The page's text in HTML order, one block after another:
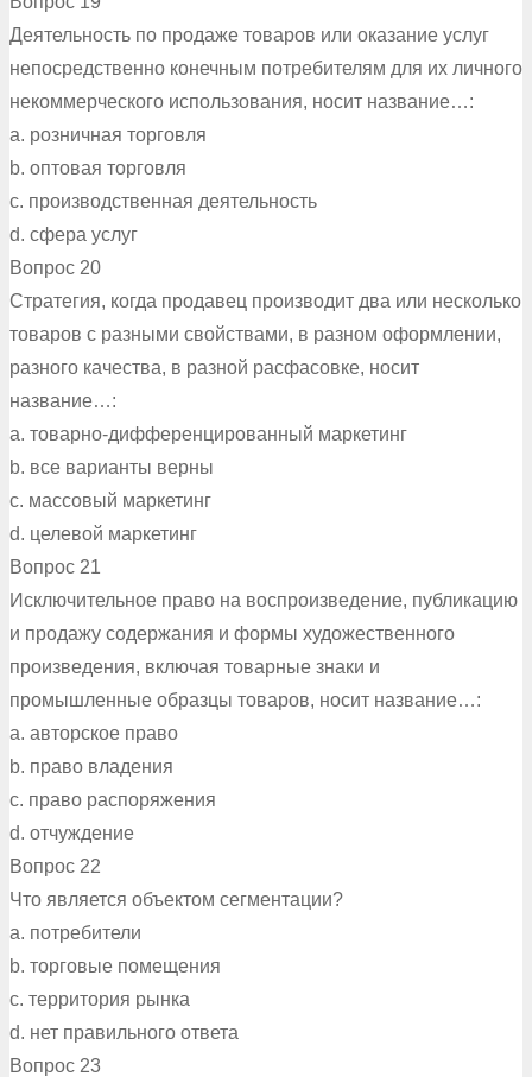
Деятельность по продаже товаров или оказание услуг
непосредственно конечным потребителям для их личного
некоммерческого использования, носит название…:
a. розничная торговля
b. оптовая торговля
c. производственная деятельность
d. сфера услуг
Вопрос 20
Стратегия, когда продавец производит два или несколько
товаров с разными свойствами, в разном оформлении,
разного качества, в разной расфасовке, носит
название…:
a. товарно-дифференцированный маркетинг
b. все варианты верны
c. массовый маркетинг
d. целевой маркетинг
Вопрос 21
Исключительное право на воспроизведение, публикацию
и продажу содержания и формы художественного
произведения, включая товарные знаки и
промышленные образцы товаров, носит название…:
a. авторское право
b. право владения
c. право распоряжения
d. отчуждение
Вопрос 22
Что является объектом сегментации?
a. потребители
b. торговые помещения
c. территория рынка
d. нет правильного ответа
Вопрос 23